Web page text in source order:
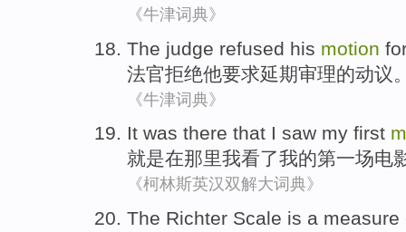
《牛津词典》
The judge refused his motion
法官拒绝他要求延期审理的动议
《牛津词典》
It was there that I saw my first
就是在那里我看了我的第一场电
《柯林斯英汉双解大词典》
The Richter Scale is a measure